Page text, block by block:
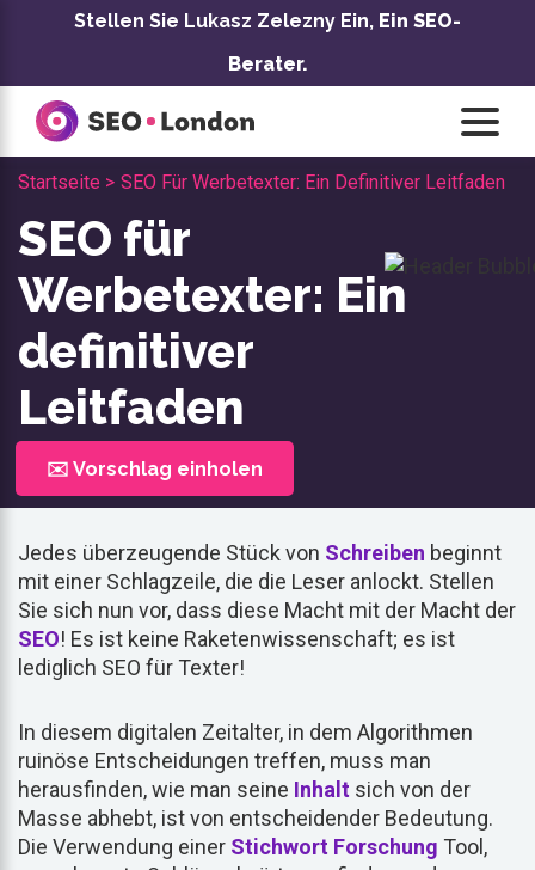
Stellen Sie Lukasz Zelezny Ein, Ein SEO-
Berater.
Startseite > SEO Für Werbetexter: Ein Definitiver Leitfaden
SEO für
Werbetexter: Ein
definitiver
Leitfaden
✉️ Vorschlag einholen
Jedes überzeugende Stück von Schreiben beginnt
mit einer Schlagzeile, die die Leser anlockt. Stellen
Sie sich nun vor, dass diese Macht mit der Macht der
SEO! Es ist keine Raketenwissenschaft; es ist
lediglich SEO für Texter!
In diesem digitalen Zeitalter, in dem Algorithmen
ruinöse Entscheidungen treffen, muss man
herausfinden, wie man seine Inhalt sich von der
Masse abhebt, ist von entscheidender Bedeutung.
Die Verwendung einer Stichwort Forschung Tool,